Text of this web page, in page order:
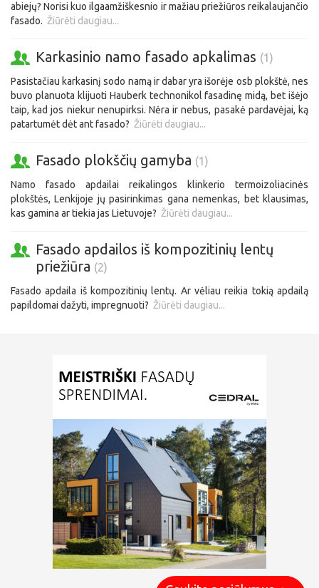
abiejų? Norisi kuo ilgaamžiškesnio ir mažiau priežiūros reikalaujančio
fasado. Žiūrėti daugiau...
Karkasinio namo fasado apkalimas (1)
Pasistačiau karkasinį sodo namą ir dabar yra išorėje osb plokštė, nes
buvo planuota klijuoti Hauberk technonikol fasadinę midą, bet išėjo
taip, kad jos niekur nenupirksi. Nėra ir nebus, pasakė pardavėjai, ką
patartumėt dėt ant fasado? Žiūrėti daugiau...
Fasado plokščių gamyba (1)
Namo fasado apdailai reikalingos klinkerio termoizoliacinės
plokštės, Lenkijoje jų pasirinkimas gana nemenkas, bet klausimas,
kas gamina ar tiekia jas Lietuvoje? Žiūrėti daugiau...
Fasado apdailos iš kompozitinių lentų
priežiūra (2)
Fasado apdaila iš kompozitinių lentų. Ar vėliau reikia tokią apdailą
papildomai dažyti, impregnuoti? Žiūrėti daugiau...